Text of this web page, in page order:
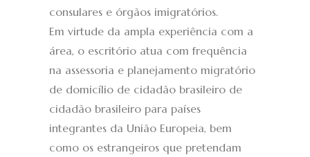
consulares e órgãos imigratórios.
Em virtude da ampla experiência com a
área, o escritório atua com frequência
na assessoria e planejamento migratório
de domicílio de cidadão brasileiro de
cidadão brasileiro para países
integrantes da União Europeia, bem
como os estrangeiros que pretendam